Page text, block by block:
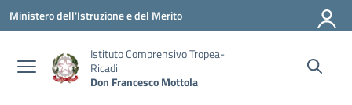
Vai ai contenuti
Vai al menu di navigazione
Vai al footer
Ministero dell'Istruzione e del Merito
Istituto Comprensivo Tropea-
Ricadi
Don Francesco Mottola